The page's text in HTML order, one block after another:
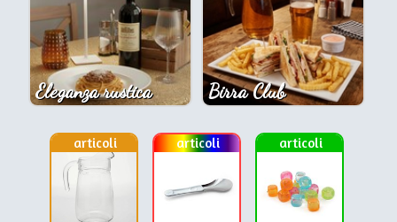
Eleganza rustica Birra Club
articoli articoli articoli